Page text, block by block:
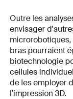
Outre les
envisager
bras pourraient
biotechnologie
cellules
de les employer
l'impression 3D.